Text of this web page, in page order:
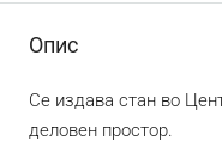
Опис
Се издава стан во
деловен простор.